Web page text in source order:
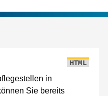
HTML
in
Sie bereits